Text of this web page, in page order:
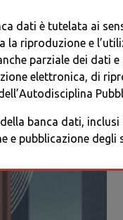
dati è tutelata ai
la riproduzione e
parziale dei dati
elettronica, di
banca dati,
e pubblicazione